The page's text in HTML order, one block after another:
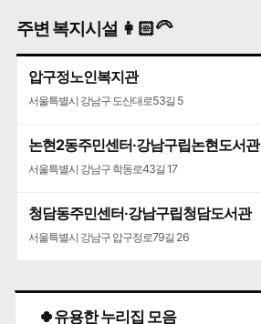
주변 복지시설 👩🏻‍🦳
압구정노인복지관
서울특별시 강남구 도산대로53길 5
논현2동주민센터·강남구립논현도서관
서울특별시 강남구 학동로43길 17
청담동주민센터·강남구립청담도서관
서울특별시 강남구 압구정로79길 26
🍀유용한 누리집 모음